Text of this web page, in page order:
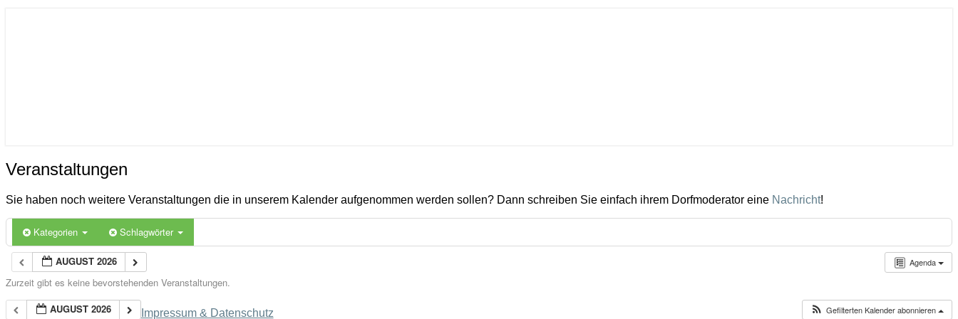
Veranstaltungen
Veranstaltungen
Sie haben noch weitere Veranstaltungen die in unserem Kalender aufgenommen werden sollen? Dann schreiben Sie einfach ihrem Dorfmoderator eine Nachricht!
Kategorien Schlagwörter
Agenda
AUGUST 2026
Zurzeit gibt es keine bevorstehenden Veranstaltungen.
AUGUST 2026
Gefilterten Kalender abonnieren
Impressum & Datenschutz